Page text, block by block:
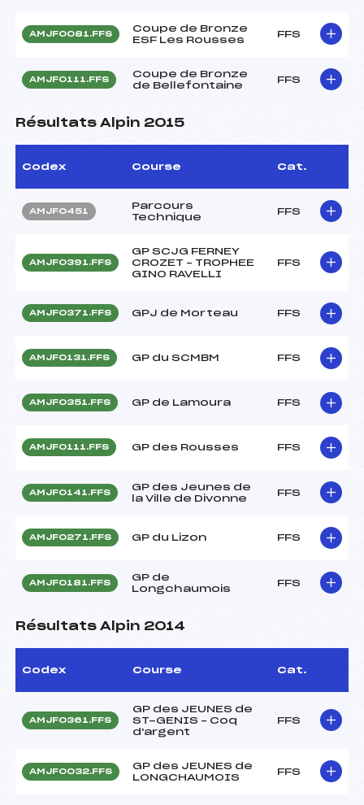
AMJF0081.FFS
Coupe de Bronze
ESF Les Rousses
FFS
AMJF0111.FFS
Coupe de Bronze
de Bellefontaine
FFS
Résultats Alpin 2015
Codex Course Cat.
AMJF0451
Parcours
Technique
FFS
AMJF0391.FFS
GP SCJG FERNEY
CROZET – TROPHEE
GINO RAVELLI
FFS
AMJF0371.FFS GPJ de Morteau FFS
AMJF0131.FFS GP du SCMBM FFS
AMJF0351.FFS GP de Lamoura FFS
AMJF0111.FFS GP des Rousses FFS
AMJF0141.FFS
GP des Jeunes de
la Ville de Divonne
FFS
AMJF0271.FFS GP du Lizon FFS
AMJF0181.FFS
GP de
Longchaumois
FFS
Résultats Alpin 2014
Codex Course Cat.
AMJF0361.FFS
GP des JEUNES de
ST-GENIS – Coq
d'argent
FFS
AMJF0032.FFS
GP des JEUNES de
LONGCHAUMOIS
FFS